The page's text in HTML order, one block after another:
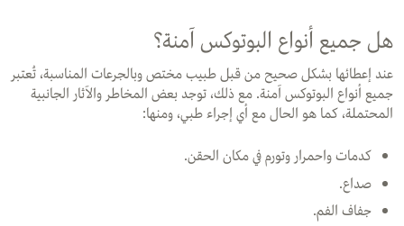
هل جميع أنواع البوتوكس آمنة؟
عند إعطائها بشكل صحيح من قبل طبيب مختص وبالجرعات المناسبة، تُعتبر
جميع أنواع البوتوكس آمنة. مع ذلك، توجد بعض المخاطر والآثار الجانبية
المحتملة، كما هو الحال مع أي إجراء طبي، ومنها:
كدمات واحمرار وتورم في مكان الحقن.
صداع.
جفاف الفم.